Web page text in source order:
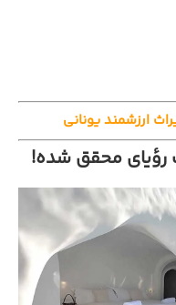
ارزشمند یونانی
رؤیای محقق شده!